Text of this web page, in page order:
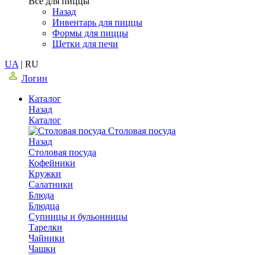
Назад
Инвентарь для пиццы
Формы для пиццы
Щетки для печи
UA | RU
Логин
Каталог
Назад
Каталог
Столовая посуда
Назад
Столовая посуда
Кофейники
Кружки
Салатники
Блюда
Блюдца
Супницы и бульонницы
Тарелки
Чайники
Чашки